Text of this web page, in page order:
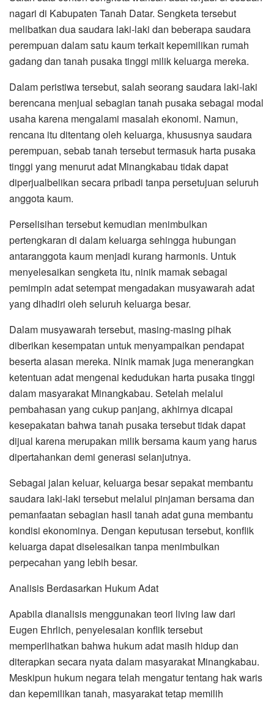
nagari di Kabupaten Tanah Datar. Sengketa tersebut
melibatkan dua saudara laki-laki dan beberapa saudara
perempuan dalam satu kaum terkait kepemilikan rumah
gadang dan tanah pusaka tinggi milik keluarga mereka.
Dalam peristiwa tersebut, salah seorang saudara laki-laki
berencana menjual sebagian tanah pusaka sebagai modal
usaha karena mengalami masalah ekonomi. Namun,
rencana itu ditentang oleh keluarga, khususnya saudara
perempuan, sebab tanah tersebut termasuk harta pusaka
tinggi yang menurut adat Minangkabau tidak dapat
diperjualbelikan secara pribadi tanpa persetujuan seluruh
anggota kaum.
Perselisihan tersebut kemudian menimbulkan
pertengkaran di dalam keluarga sehingga hubungan
antaranggota kaum menjadi kurang harmonis. Untuk
menyelesaikan sengketa itu, ninik mamak sebagai
pemimpin adat setempat mengadakan musyawarah adat
yang dihadiri oleh seluruh keluarga besar.
Dalam musyawarah tersebut, masing-masing pihak
diberikan kesempatan untuk menyampaikan pendapat
beserta alasan mereka. Ninik mamak juga menerangkan
ketentuan adat mengenai kedudukan harta pusaka tinggi
dalam masyarakat Minangkabau. Setelah melalui
pembahasan yang cukup panjang, akhirnya dicapai
kesepakatan bahwa tanah pusaka tersebut tidak dapat
dijual karena merupakan milik bersama kaum yang harus
dipertahankan demi generasi selanjutnya.
Sebagai jalan keluar, keluarga besar sepakat membantu
saudara laki-laki tersebut melalui pinjaman bersama dan
pemanfaatan sebagian hasil tanah adat guna membantu
kondisi ekonominya. Dengan keputusan tersebut, konflik
keluarga dapat diselesaikan tanpa menimbulkan
perpecahan yang lebih besar.
Analisis Berdasarkan Hukum Adat
Apabila dianalisis menggunakan teori living law dari
Eugen Ehrlich, penyelesaian konflik tersebut
memperlihatkan bahwa hukum adat masih hidup dan
diterapkan secara nyata dalam masyarakat Minangkabau.
Meskipun hukum negara telah mengatur tentang hak waris
dan kepemilikan tanah, masyarakat tetap memilih